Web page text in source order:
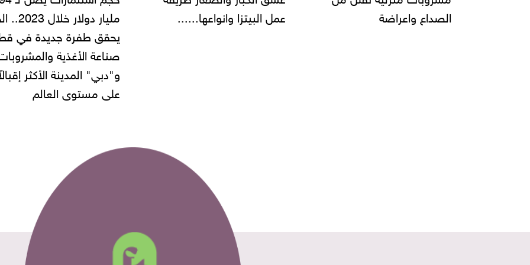
عمل البيتزا وانواعها......
مليار دولار خلال 2023.. الخليج
شركة مطاعم استولى على
أموال المواطنين بزعم